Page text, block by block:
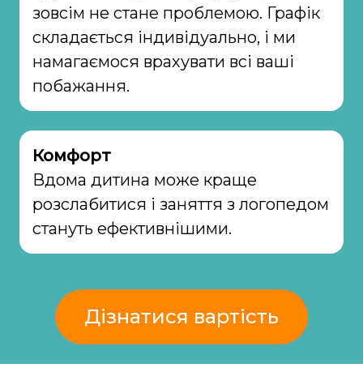
зовсім не стане проблемою. Графік
складається індивідуально, і ми
намагаємося врахувати всі ваші
побажання.
Комфорт
Вдома дитина може краще
розслабитися і заняття з логопедом
стануть ефективнішими.
Дізнатися вартість